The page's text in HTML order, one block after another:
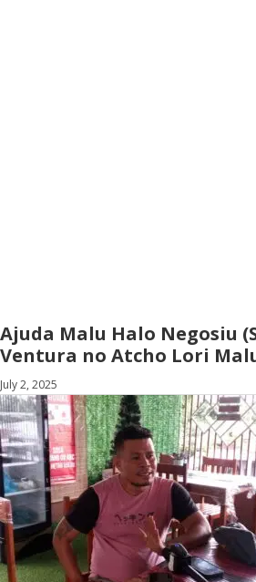
Ajuda Malu Halo Negosiu
Ventura no Atcho Lori
July 2, 2025